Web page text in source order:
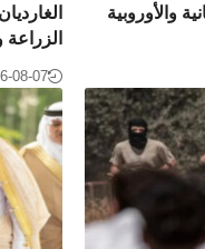
والأوروبية
08-07